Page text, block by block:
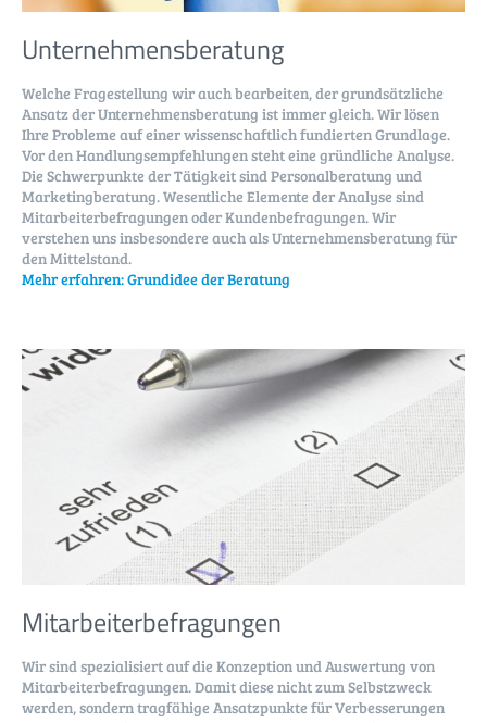
Unternehmens­beratung
Welche Fragestellung wir auch bearbeiten, der grundsätzliche
Ansatz der Unternehmensberatung ist immer gleich. Wir lösen
Ihre Probleme auf einer wissenschaftlich fundierten Grundlage.
Vor den Handlungsempfehlungen steht eine gründliche Analyse.
Die Schwerpunkte der Tätigkeit sind Personalberatung und
Marketingberatung.Wesentliche Elemente der Analyse sind
Mitarbeiterbefragungen oder Kundenbefragungen. Wir
verstehen uns insbesondere auch als Unternehmensberatung für
den Mittelstand.
Mehr erfahren:Grundidee der Beratung
Mitarbeiter­befragungen
Wir sind spezialisiert auf die Konzeption und Auswertung von
Mitarbeiterbefragungen. Damit diese nicht zum Selbstzweck
werden, sondern tragfähige Ansatzpunkte für Ver­besser­ungen